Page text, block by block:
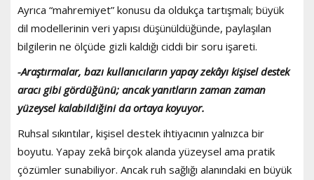
Ayrıca “mahremiyet” konusu da oldukça tartışmalı; büyük
dil modellerinin veri yapısı düşünüldüğünde, paylaşılan
bilgilerin ne ölçüde gizli kaldığı ciddi bir soru işareti.
-Araştırmalar, bazı kullanıcıların yapay zekâyı kişisel destek
aracı gibi gördüğünü; ancak yanıtların zaman zaman
yüzeysel kalabildiğini da ortaya koyuyor.
Ruhsal sıkıntılar, kişisel destek ihtiyacının yalnızca bir
boyutu. Yapay zekâ birçok alanda yüzeysel ama pratik
çözümler sunabiliyor. Ancak ruh sağlığı alanındaki en büyük